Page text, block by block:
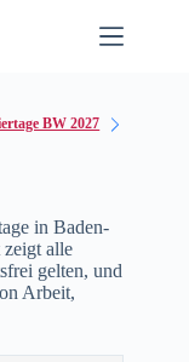
BW 2027
in Baden-
alle
gelten, und
Arbeit,